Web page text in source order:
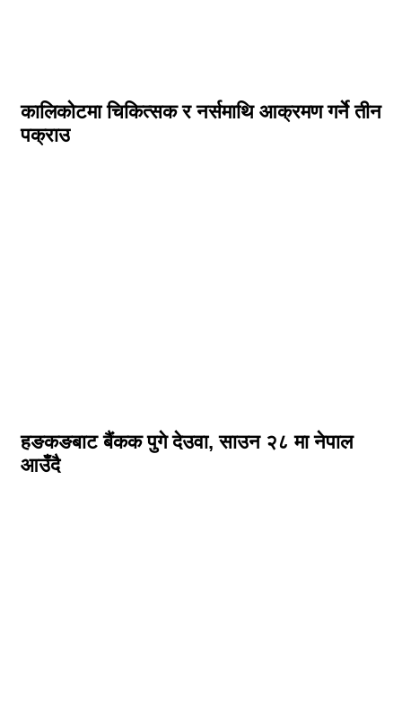
कालिकोटमा चिकित्सक र नर्समाथि आक्रमण गर्ने तीन
पक्राउ
हङकङबाट बैंकक पुगे देउवा, साउन २८ मा नेपाल
आउँदै